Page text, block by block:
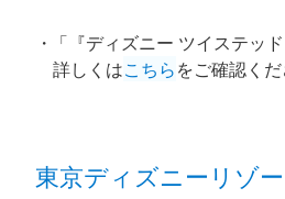
「『ディズニー ツイステッ
詳しくはこちらをご確認くだ
東京ディズニーリゾ